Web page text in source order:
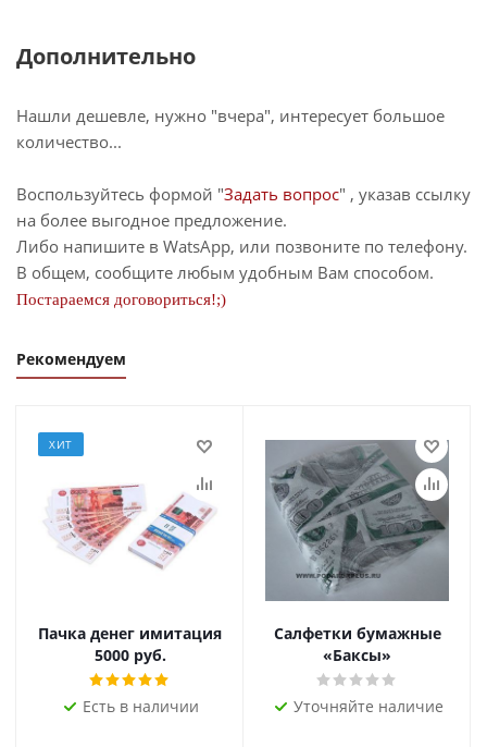
Дополнительно
Нашли дешевле, нужно "вчера", интересует большое
количество...
Воспользуйтесь формой "Задать вопрос" , указав ссылку
на более выгодное предложение.
Либо напишите в WatsApp, или позвоните по телефону.
В общем, сообщите любым удобным Вам способом.
Постараемся договориться!;)
Рекомендуем
ХИТ
Пачка денег имитация
5000 руб.
Есть в наличии
Салфетки бумажные
«Баксы»
Уточняйте наличие